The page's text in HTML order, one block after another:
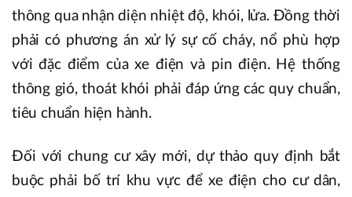
thông qua nhận diện nhiệt độ, khói, lửa. Đồng thời
phải có phương án xử lý sự cố cháy, nổ phù hợp
với đặc điểm của xe điện và pin điện. Hệ thống
thông gió, thoát khói phải đáp ứng các quy chuẩn,
tiêu chuẩn hiện hành.
Đối với chung cư xây mới, dự thảo quy định bắt
buộc phải bố trí khu vực để xe điện cho cư dân,